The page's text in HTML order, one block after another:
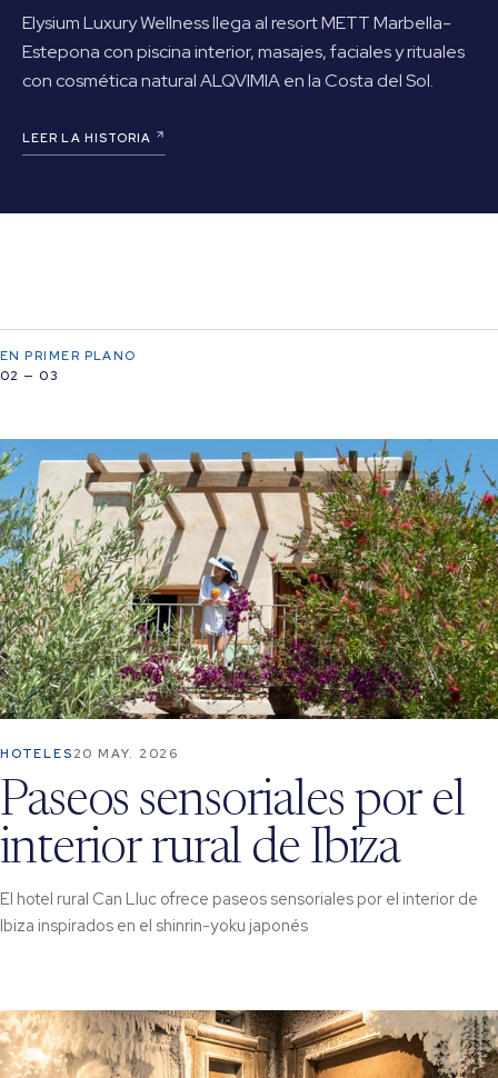
Elysium Luxury Wellness llega al resort METT Marbella-
Estepona con piscina interior, masajes, faciales y rituales
con cosmética natural ALQVIMIA en la Costa del Sol.
LEER LA HISTORIA
EN PRIMER PLANO
02 — 03
HOTELES 20 MAY. 2026
Paseos sensoriales por el
interior rural de Ibiza
El hotel rural Can Lluc ofrece paseos sensoriales por el interior de
Ibiza inspirados en el shinrin-yoku japonés